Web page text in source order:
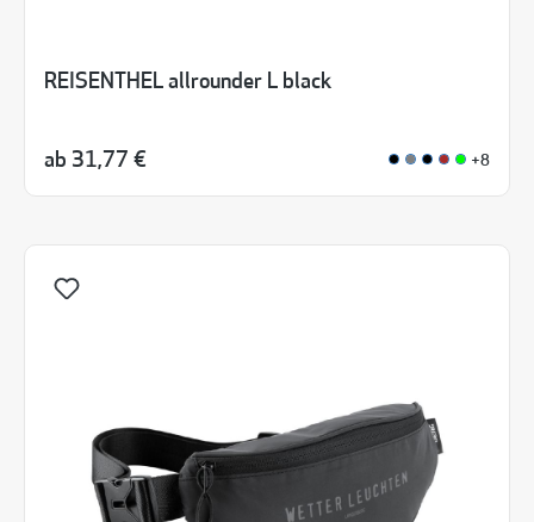
REISENTHEL allrounder L black
ab 31,77 € +8